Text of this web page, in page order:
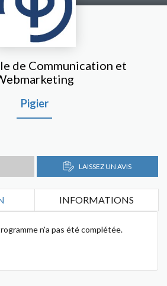
de Communication et
Pigier
LAISSEZ UN AVIS
INFORMATIONS
n'a pas été complétée.